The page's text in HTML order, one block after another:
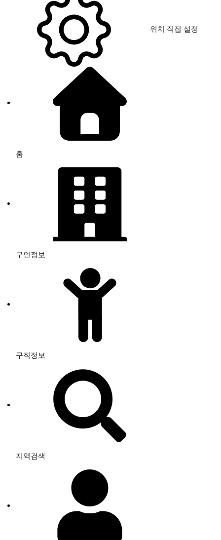
위치 직접 설정
홈
구인정보
구직정보
지역검색